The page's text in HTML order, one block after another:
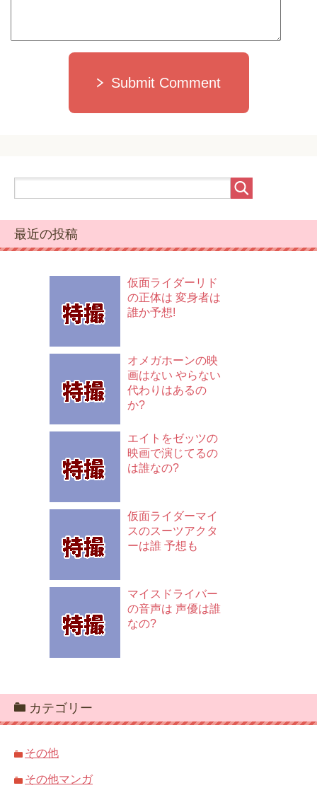
Submit Comment
最近の投稿
仮面ライダーリド
の正体は 変身者は
誰か予想!
オメガホーンの映
画はない やらない
代わりはあるの
か?
エイトをゼッツの
映画で演じてるの
は誰なの?
仮面ライダーマイ
スのスーツアクタ
ーは誰 予想も
マイスドライバー
の音声は 声優は誰
なの?
カテゴリー
その他
その他マンガ